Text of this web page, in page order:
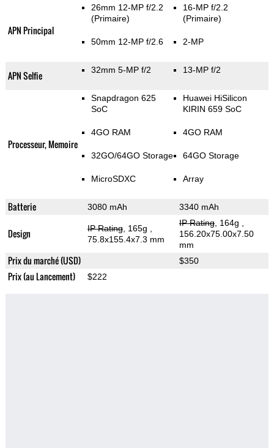
APN Principal
26mm 12-MP f/2.2
(Primaire)
50mm 12-MP f/2.6
16-MP f/2.2
(Primaire)
2-MP
APN Selfie 32mm 5-MP f/2 13-MP f/2
Processeur, Memoire
Snapdragon 625
SoC
4GO RAM
32GO/64GO Storage
MicroSDXC
Huawei HiSilicon
KIRIN 659 SoC
4GO RAM
64GO Storage
Array
Batterie 3080 mAh 3340 mAh
Design IP Rating, 165g
75.8x155.4x7.3 mm
IP Rating, 164g
156.20x75.00x7.50
mm
Prix du marché (USD) $350
Prix (au Lancement) $222